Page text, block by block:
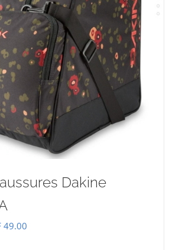
Dakine
49.00